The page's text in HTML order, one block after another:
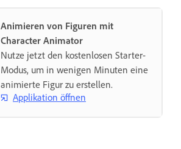
Animieren von Figuren mit
Character Animator
Nutze jetzt den kostenlosen Starter-
Modus, um in wenigen Minuten eine
animierte Figur zu erstellen.
Applikation öffnen